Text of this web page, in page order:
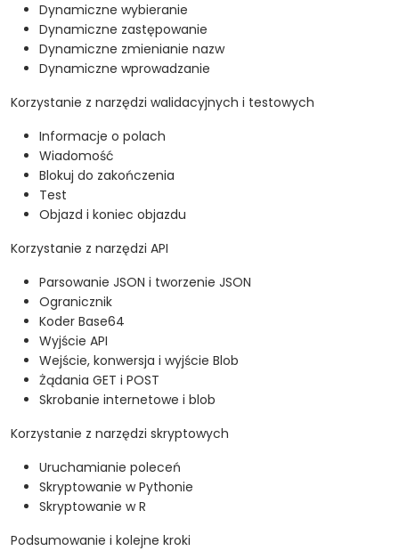
Dynamiczne wybieranie
Dynamiczne zastępowanie
Dynamiczne zmienianie nazw
Dynamiczne wprowadzanie
Korzystanie z narzędzi walidacyjnych i testowych
Informacje o polach
Wiadomość
Blokuj do zakończenia
Test
Objazd i koniec objazdu
Korzystanie z narzędzi API
Parsowanie JSON i tworzenie JSON
Ogranicznik
Koder Base64
Wyjście API
Wejście, konwersja i wyjście Blob
Żądania GET i POST
Skrobanie internetowe i blob
Korzystanie z narzędzi skryptowych
Uruchamianie poleceń
Skryptowanie w Pythonie
Skryptowanie w R
Podsumowanie i kolejne kroki